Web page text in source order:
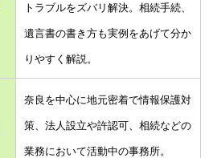
トラブルをズバリ解決。相続手続、
遺言書の書き方も実例をあげて分か
りやすく解説。
奈良を中心に地元密着で情報保護対
策、法人設立や許認可、相続などの
業務において活動中の事務所。